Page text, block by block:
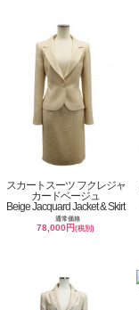
スカートスーツ フクレジャ
カードベージュ
Beige Jacquard Jacket & Skirt
通常価格
78,000円(税別)